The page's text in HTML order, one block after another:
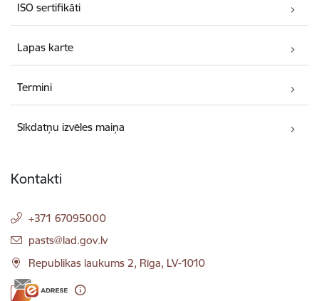
ISO sertifikāti
Lapas karte
Termini
Sīkdatņu izvēles maiņa
Kontakti
+371 67095000
E-pasts:
pasts@lad.gov.lv
Republikas laukums 2, Rīga, LV-1010